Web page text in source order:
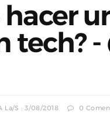
hacer
tech?
La/s : 3/08/2018 0